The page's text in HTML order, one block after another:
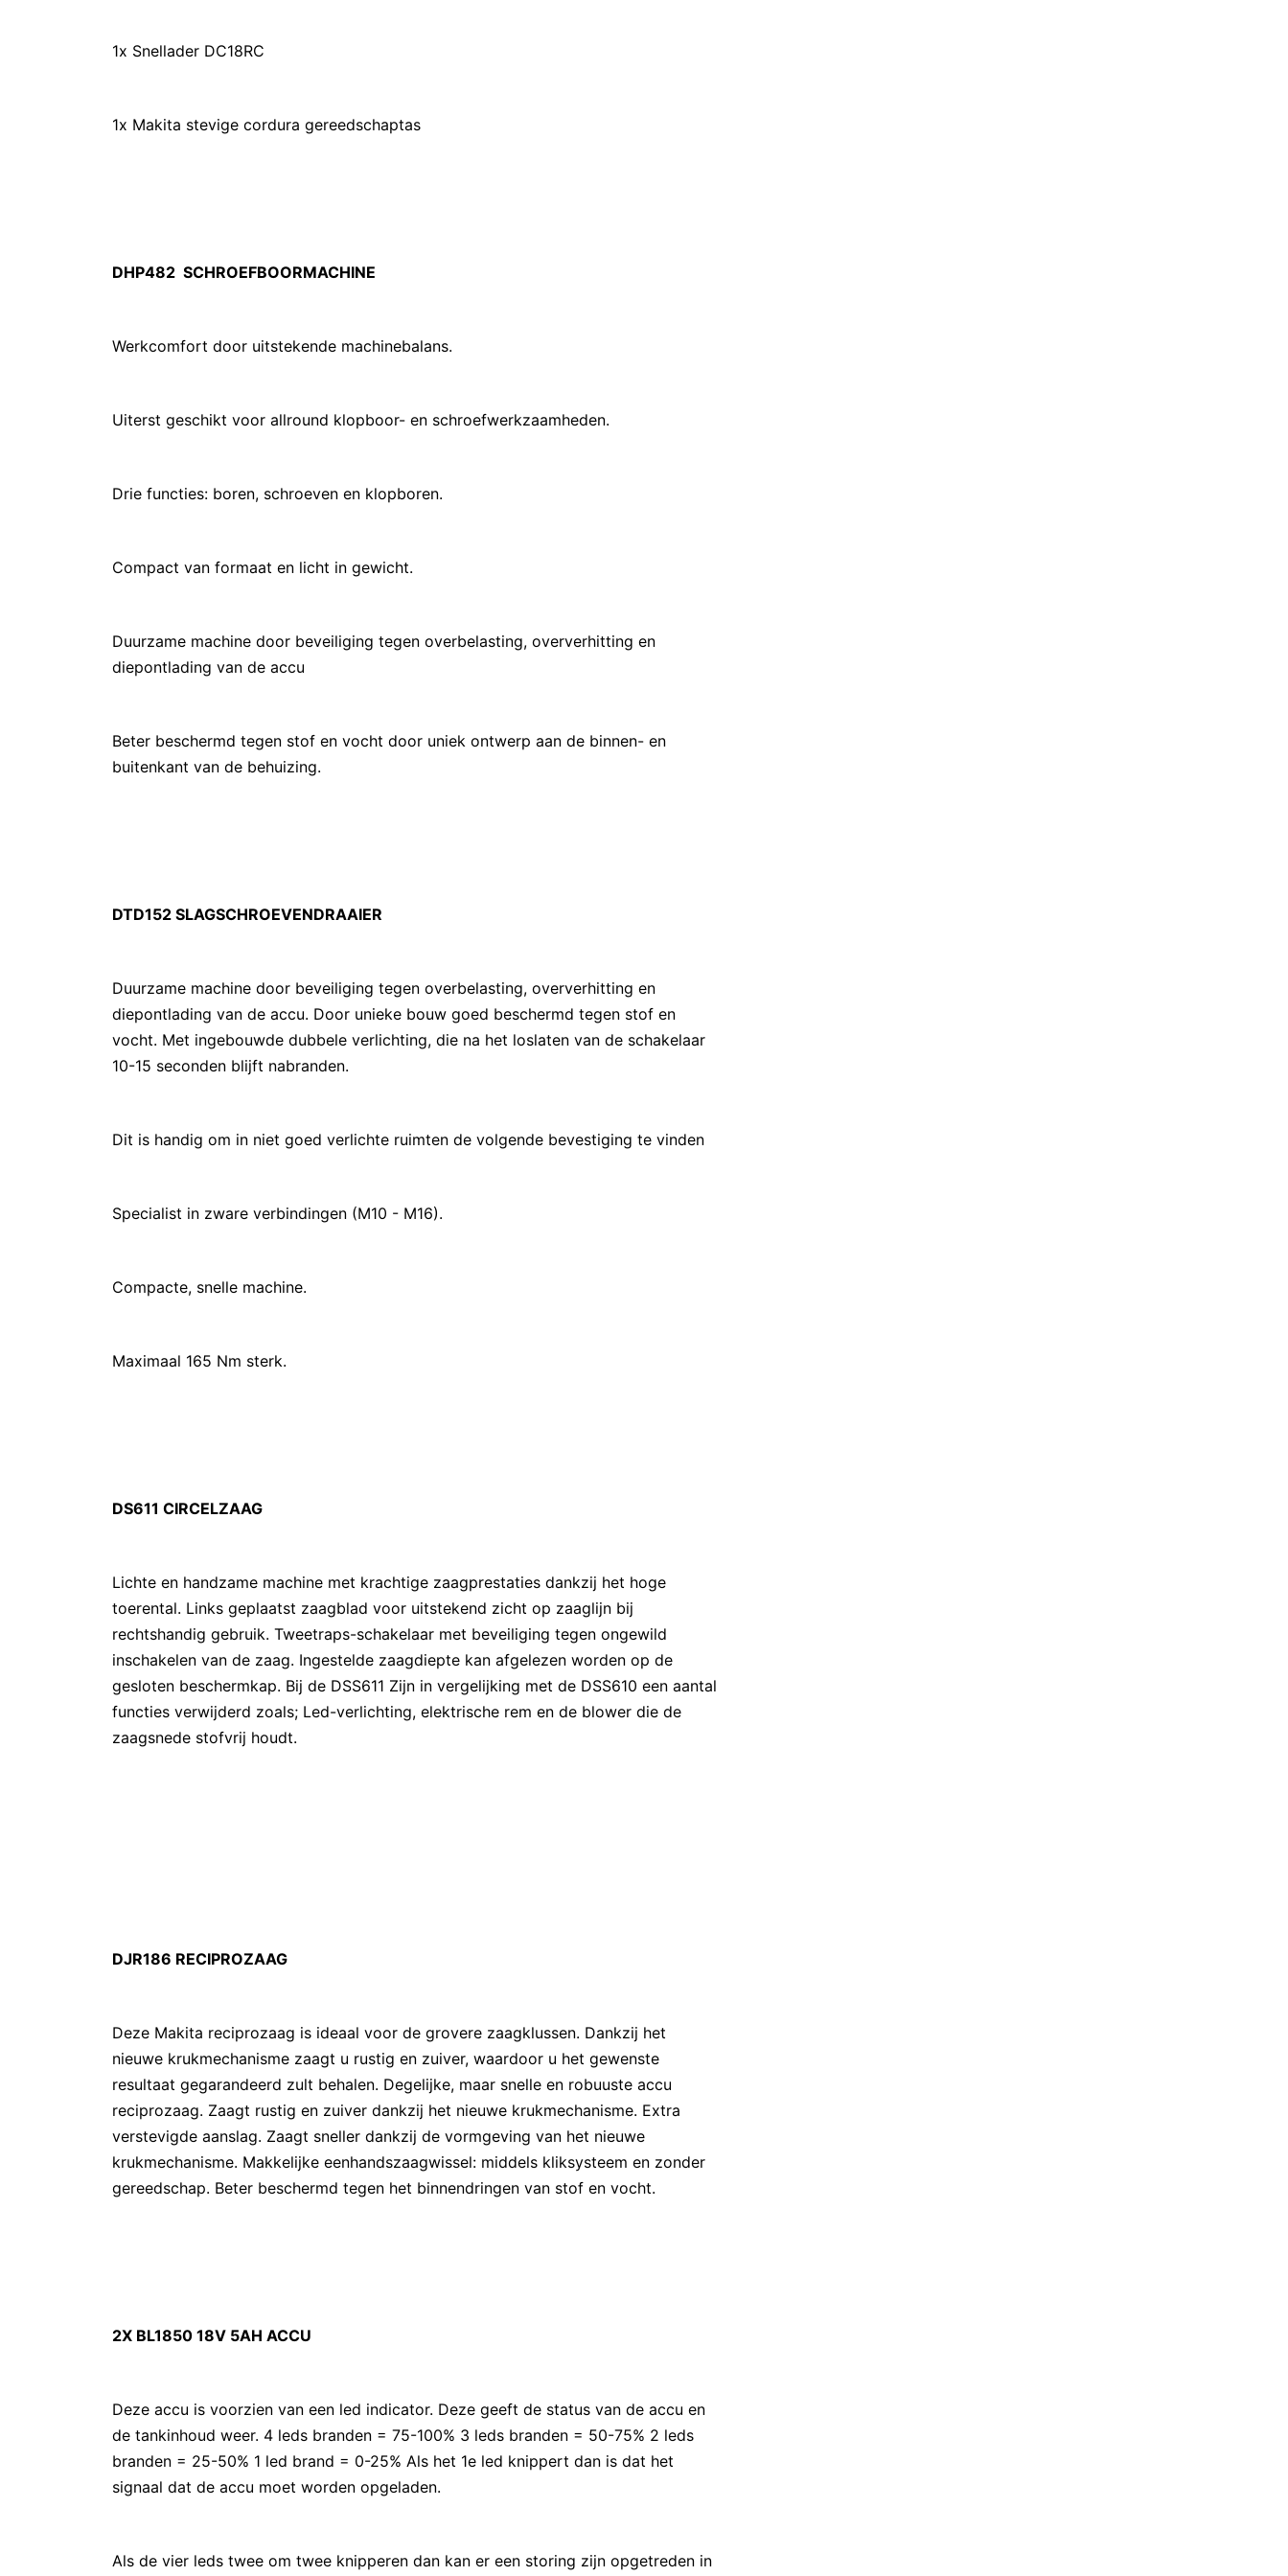
1x Snellader DC18RC
1x Makita stevige cordura gereedschaptas
DHP482 SCHROEFBOORMACHINE
Werkcomfort door uitstekende machinebalans.
Uiterst geschikt voor allround klopboor- en schroefwerkzaamheden.
Drie functies: boren, schroeven en klopboren.
Compact van formaat en licht in gewicht.
Duurzame machine door beveiliging tegen overbelasting, oververhitting en
diepontlading van de accu
Beter beschermd tegen stof en vocht door uniek ontwerp aan de binnen- en
buitenkant van de behuizing.
DTD152 SLAGSCHROEVENDRAAIER
Duurzame machine door beveiliging tegen overbelasting, oververhitting en
diepontlading van de accu. Door unieke bouw goed beschermd tegen stof en
vocht. Met ingebouwde dubbele verlichting, die na het loslaten van de schakelaar
10-15 seconden blijft nabranden.
Dit is handig om in niet goed verlichte ruimten de volgende bevestiging te vinden
Specialist in zware verbindingen (M10 - M16).
Compacte, snelle machine.
Maximaal 165 Nm sterk.
DS611 CIRCELZAAG
Lichte en handzame machine met krachtige zaagprestaties dankzij het hoge
toerental. Links geplaatst zaagblad voor uitstekend zicht op zaaglijn bij
rechtshandig gebruik. Tweetraps-schakelaar met beveiliging tegen ongewild
inschakelen van de zaag. Ingestelde zaagdiepte kan afgelezen worden op de
gesloten beschermkap. Bij de DSS611 Zijn in vergelijking met de DSS610 een aantal
functies verwijderd zoals; Led-verlichting, elektrische rem en de blower die de
zaagsnede stofvrij houdt.
DJR186 RECIPROZAAG
Deze Makita reciprozaag is ideaal voor de grovere zaagklussen. Dankzij het
nieuwe krukmechanisme zaagt u rustig en zuiver, waardoor u het gewenste
resultaat gegarandeerd zult behalen. Degelijke, maar snelle en robuuste accu
reciprozaag. Zaagt rustig en zuiver dankzij het nieuwe krukmechanisme. Extra
verstevigde aanslag. Zaagt sneller dankzij de vormgeving van het nieuwe
krukmechanisme. Makkelijke eenhandszaagwissel: middels kliksysteem en zonder
gereedschap. Beter beschermd tegen het binnendringen van stof en vocht.
2X BL1850 18V 5AH ACCU
Deze accu is voorzien van een led indicator. Deze geeft de status van de accu en
de tankinhoud weer. 4 leds branden = 75-100% 3 leds branden = 50-75% 2 leds
branden = 25-50% 1 led brand = 0-25% Als het 1e led knippert dan is dat het
signaal dat de accu moet worden opgeladen.
Als de vier leds twee om twee knipperen dan kan er een storing zijn opgetreden in